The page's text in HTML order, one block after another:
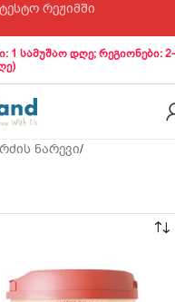
რეჟიმში
სამუშაო დღე; რეგიონები: 2-
ნარევი/